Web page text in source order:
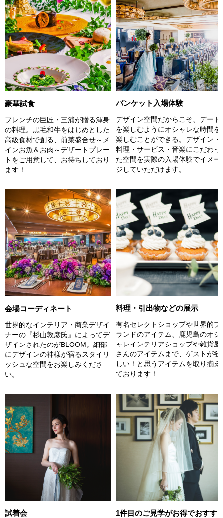
豪華試食
フレンチの巨匠・三浦が贈る渾身
の料理。黒毛和牛をはじめとした
高級食材で創る、前菜盛合せ～メ
インお魚＆お肉～デザートプレー
トをご用意して、お待ちしており
ます！
バンケット入場体験
デザイン空間だからこそ、デート
を楽しむようにオシャレな時間を
楽しむことができる。デザイン・
料理・サービス・音楽にこだわっ
た空間を実際の入場体験でイメー
ジしていただけます。
会場コーディネート
世界的なインテリア・商業デザイ
ナーの『杉山敦彦氏』によってデ
ザインされたのがBLOOM。細部
にデザインの神様が宿るスタイリ
ッシュな空間をお楽しみくださ
い。
料理・引出物などの展示
有名セレクトショップや世界的ブ
ランドのアイテム、鹿児島のオシ
ャレインテリアショップや雑貨屋
さんのアイテムまで、ゲストが欲
しい！と思うアイテムを取り揃え
ております！
試着会
1件目のご見学がお得でおすす